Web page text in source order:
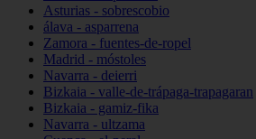
Asturias - sobrescobio
álava - asparrena
Zamora - fuentes-de-ropel
Madrid - móstoles
Navarra - deierri
Bizkaia - valle-de-trápaga-trapagaran
Bizkaia - gamiz-fika
Navarra - ultzama